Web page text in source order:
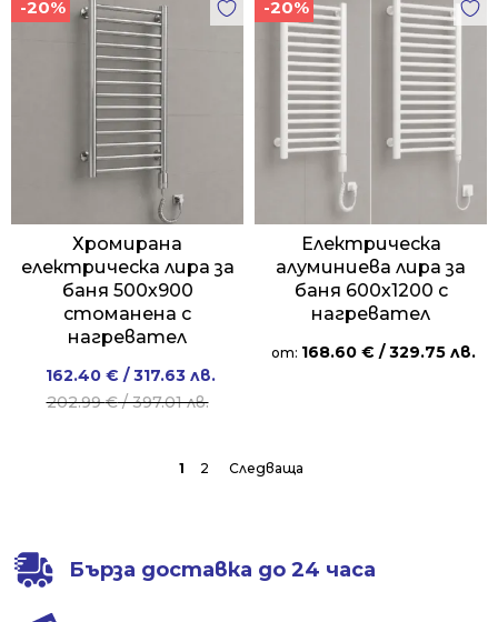
201.87 €
394.82 лв..
161.50 €
315.87 лв..
-20%
Хромирана
електрическа лира за
баня 500х900
стоманена с
нагревател
202.99€/ 397.01 лв.
Original
price
162.40 € / 317.63 лв.
Current
price
-20%
Електрическа
алуминиева лира за
баня 600х1200 с
нагревател
от: 168.60 € / 329.75 лв.
1 2
Бърза доставка до 24 часа